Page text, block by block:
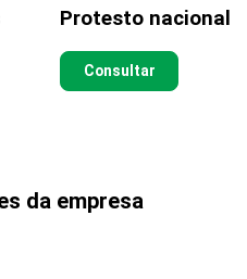
Protesto nacional
Consultar
da empresa